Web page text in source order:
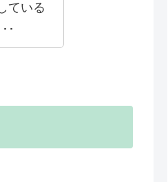
ている
･